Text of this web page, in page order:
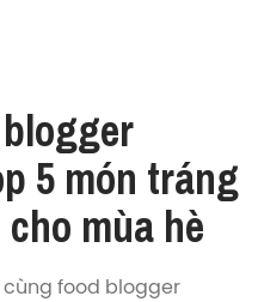
5 món tráng
mùa hè
food blogger